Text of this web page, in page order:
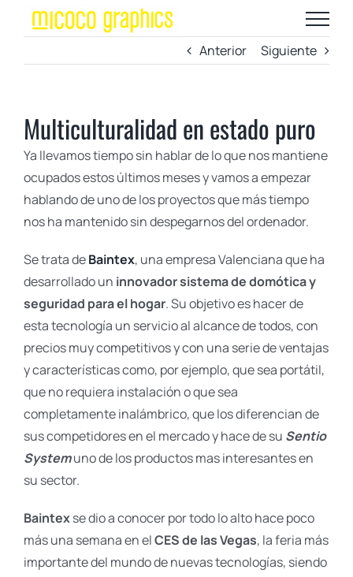
Saltar
Anterior Siguiente
Multiculturalidad en estado puro
Ya llevamos tiempo sin hablar de lo que nos mantiene
ocupados estos últimos meses y vamos a empezar
hablando de uno de los proyectos que más tiempo
nos ha mantenido sin despegarnos del ordenador.
Se trata deBaintex, una empresa Valenciana que ha
desarrollado un innovador sistema de domótica y
seguridad para el hogar. Su objetivo es hacer de
esta tecnología un servicio al alcance de todos, con
precios muy competitivos y con una serie de ventajas
y características como, por ejemplo, que sea portátil,
que no requiera instalación o que sea
completamente inalámbrico, que los diferencian de
sus competidores en el mercado y hace de su Sentio
Systemuno de los productos mas interesantes en
su sector.
Baintexse dio a conocer por todo lo alto hace poco
más una semana en elCES de las Vegas, la feria más
importante del mundo de nuevas tecnologías, siendo